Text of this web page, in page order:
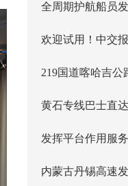
全周期护航船员
欢迎试用！中交
219国道喀哈吉公
黄石专线巴士直
发挥平台作用服